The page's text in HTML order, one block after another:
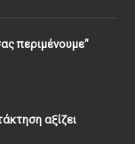
περιμένουμε"
αξίζει